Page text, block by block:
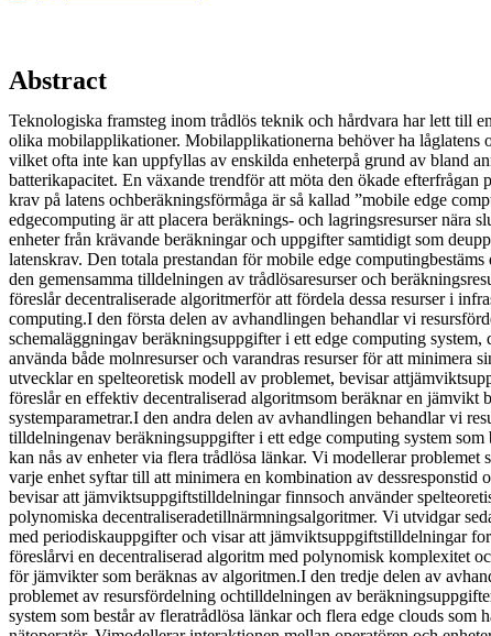
Abstract
Teknologiska framsteg inom trådlös teknik och hårdvara har lett till
olika mobilapplikationer. Mobilapplikationerna behöver ha låglatens
vilket ofta inte kan uppfyllas av enskilda enheterpå grund av bland
batterikapacitet. En växande trendför att möta den ökade efterfrågan
krav på latens ochberäkningsförmåga är så kallad ”mobile edge
edgecomputing är att placera beräknings- och lagringsresurser nära
enheter från krävande beräkningar och uppgifter samtidigt som
latenskrav. Den totala prestandan för mobile edge
den gemensamma tilldelningen av trådlösaresurser och
föreslår decentraliserade algoritmerför att fördela dessa resurser i
computing.I den första delen av avhandlingen behandlar vi
schemaläggningav beräkningsuppgifter i ett edge computing system,
använda både molnresurser och varandras resurser för att minimera
utvecklar en spelteoretisk modell av problemet, bevisar
föreslår en effektiv decentraliserad algoritmsom beräknar en jämvikt
systemparametrar.I den andra delen av avhandlingen behandlar vi
tilldelningenav beräkningsuppgifter i ett edge computing system som
kan nås av enheter via flera trådlösa länkar. Vi modellerar problemet
varje enhet syftar till att minimera en kombination av dessresponstid
bevisar att jämviktsuppgiftstilldelningar finnsoch använder
polynomiska decentraliseradetillnärmningsalgoritmer. Vi utvidgar
med periodiskauppgifter och visar att jämviktsuppgiftstilldelningar
föreslårvi en decentraliserad algoritm med polynomisk komplexitet
för jämvikter som beräknas av algoritmen.I den tredje delen av
problemet av resursfördelning ochtilldelningen av
system som består av fleratrådlösa länkar och flera edge clouds som